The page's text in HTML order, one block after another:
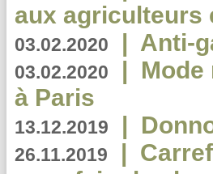
aux agriculteurs
03.02.2020 | Anti-
03.02.2020 |
à Paris
13.12.2019 |
26.11.2019 |